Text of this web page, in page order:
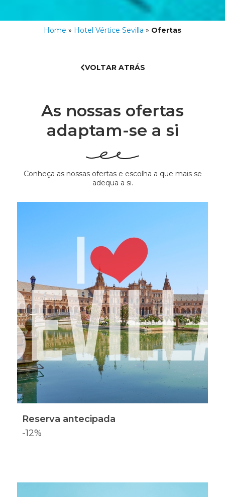
Home » Hotel Vértice Sevilla » Ofertas
VOLTAR ATRÁS
As nossas ofertas
adaptam-se a si
Conheça as nossas ofertas e escolha a que mais se
adequa a si.
Reserva antecipada
-12%